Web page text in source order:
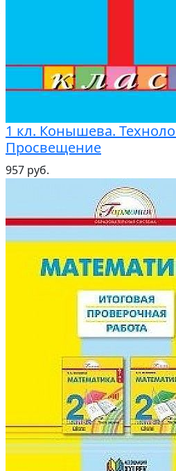
1 кл. Конышева.
Просвещение
957 руб.